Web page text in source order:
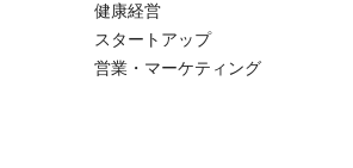
健康経営
スタートアップ
営業・マーケティング